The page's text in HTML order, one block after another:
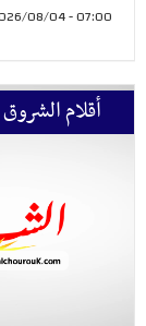
07:00 - 2026/08/04
أقلام الشروق